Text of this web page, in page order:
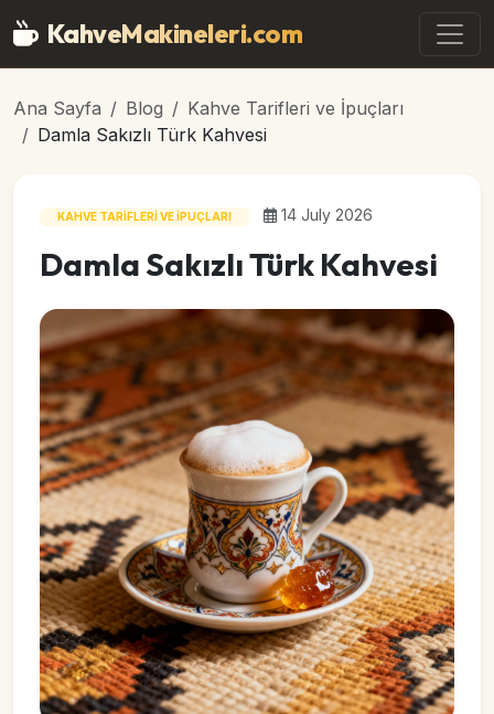
KahveMakineleri.com
Ana Sayfa Blog
Kahve Tarifleri ve İpuçları
Damla Sakızlı Türk Kahvesi
KAHVE TARIFLERI VE İPUÇLARI 14 July 2026
Damla Sakızlı Türk Kahvesi